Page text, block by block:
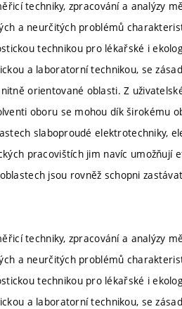
techniky, zpracování a analýzy
a neurčitých problémů
technikou pro lékařské i
a laboratorní technikou, se
orientované oblasti. Z
oboru se mohou dík širokému
slaboproudé elektrotechniky,
pracovištích jim navíc umožňují
jsou rovněž schopni
techniky, zpracování a analýzy
a neurčitých problémů
technikou pro lékařské i
a laboratorní technikou, se